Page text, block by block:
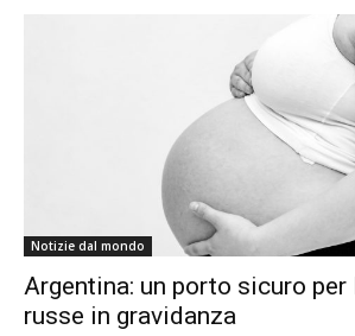
Notizie dal mondo
Argentina: un porto sicuro per
russe in gravidanza